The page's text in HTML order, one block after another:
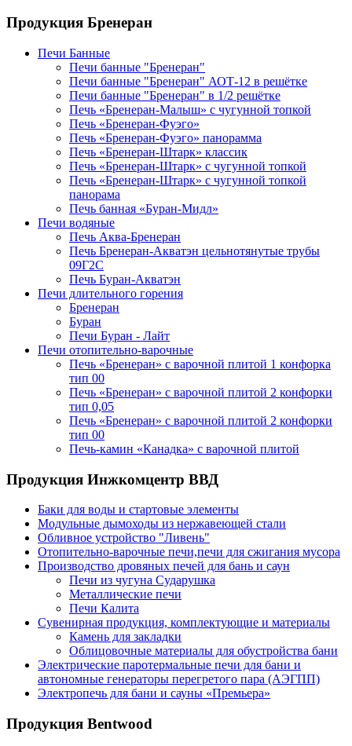
Продукция Бренеран
Печи Банные
Печи банные "Бренеран"
Печи банные "Бренеран" АОТ-12 в решётке
Печи банные "Бренеран" в 1/2 решётке
Печь «Бренеран-Малыш» с чугунной топкой
Печь «Бренеран-Фуэго»
Печь «Бренеран-Фуэго» панорамма
Печь «Бренеран-Штарк» классик
Печь «Бренеран-Штарк» с чугунной топкой
Печь «Бренеран-Штарк» с чугунной топкой
панорама
Печь банная «Буран-Мидл»
Печи водяные
Печь Аква-Бренеран
Печь Бренеран-Акватэн цельнотянутые трубы
09Г2С
Печь Буран-Акватэн
Печи длительного горения
Бренеран
Буран
Печи Буран - Лайт
Печи отопительно-варочные
Печь «Бренеран» с варочной плитой 1 конфорка
тип 00
Печь «Бренеран» с варочной плитой 2 конфорки
тип 0,05
Печь «Бренеран» с варочной плитой 2 конфорки
тип 00
Печь-камин «Канадка» с варочной плитой
Продукция Инжкомцентр ВВД
Баки для воды и стартовые элементы
Модульные дымоходы из нержавеющей стали
Обливное устройство "Ливень"
Отопительно-варочные печи,печи для сжигания мусора
Производство дровяных печей для бань и саун
Печи из чугуна Сударушка
Металлические печи
Печи Калита
Сувенирная продукция, комплектующие и материалы
Камень для закладки
Облицовочные материалы для обустройства бани
Электрические паротермальные печи для бани и
автономные генераторы перегретого пара (АЭГПП)
Электропечь для бани и сауны «Премьера»
Продукция Bentwood